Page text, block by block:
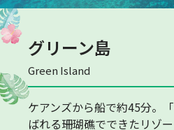
グリーン島
Green Island
ケアンズから船で約45分。
ばれる珊瑚礁でできたリゾ